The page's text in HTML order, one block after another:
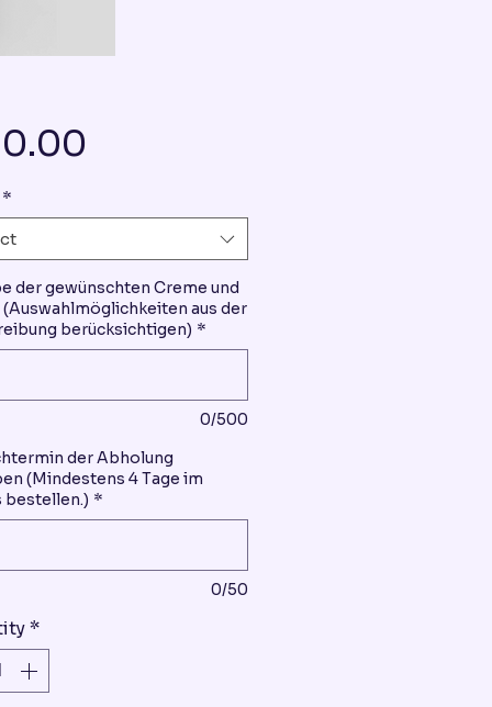
*
der gewünschten Creme und
(Auswahlmöglichkeiten aus der
berücksichtigen) *
0/500
der Abholung
(Mindestens 4 Tage im
bestellen.) *
0/50
*